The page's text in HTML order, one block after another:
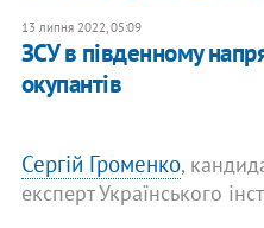
13 липня 2022, 05:09
ЗСУ в південному
окупантів
Сергій Громенко,
експерт Українського